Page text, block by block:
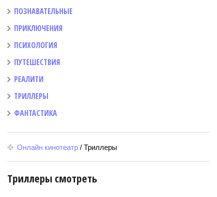
ПОЗНАВАТЕЛЬНЫЕ
ПРИКЛЮЧЕНИЯ
ПСИХОЛОГИЯ
ПУТЕШЕСТВИЯ
РЕАЛИТИ
ТРИЛЛЕРЫ
ФАНТАСТИКА
Онлайн кинотеатр / Триллеры
Триллеры смотреть